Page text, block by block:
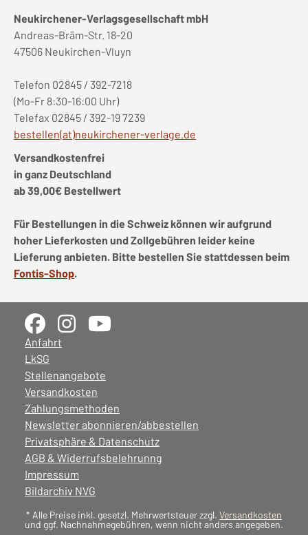
Neukirchener-Verlagsgesellschaft mbH
Andreas-Bräm-Str. 18-20
47506 Neukirchen-Vluyn
Telefon 02845 / 392-7218
(Mo-Fr 8:30-16:00 Uhr)
Telefax 02845 / 392-19 7239
bestellen(at)neukirchener-verlage.de
Versandkostenfrei
in ganz Deutschland
ab 39,00€ Bestellwert
Für Bestellungen in die Schweiz können wir aufgrund
hoher Lieferkosten und Zollgebühren leider keine
Lieferung anbieten. Bitte bestellen Sie stattdessen beim
Fontis-Shop.
Anfahrt
LkSG
Stellenangebote
Versandkosten
Zahlungsmethoden
Newsletter abonnieren/abbestellen
Privatsphäre & Datenschutz
AGB & Widerrufsbelehrunng
Impressum
Bildarchiv NVG
* Alle Preise inkl. gesetzl. Mehrwertsteuer zzgl. Versandkosten
und ggf. Nachnahmegebühren, wenn nicht anders angegeben.